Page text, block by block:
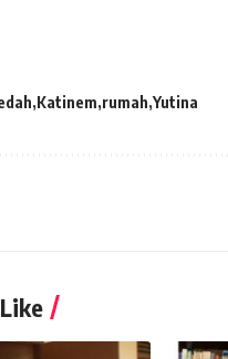
Katinem rumah Yutina